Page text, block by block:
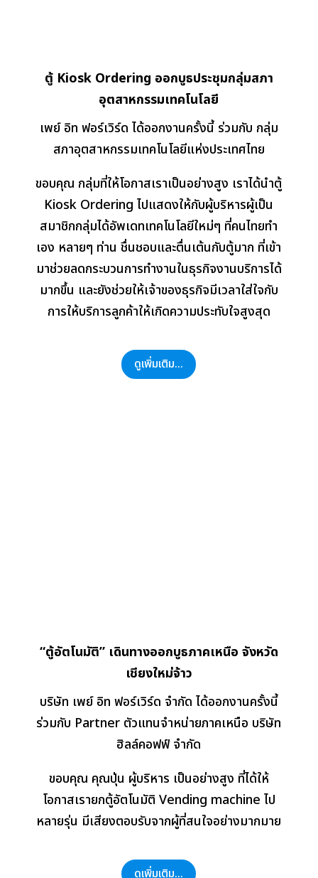
ตู้ Kiosk Ordering ออกบูธประชุมกลุ่มสภา
อุตสาหกรรมเทคโนโลยี
เพย์ อิท ฟอร์เวิร์ด ได้ออกงานครั้งนี้ ร่วมกับ กลุ่ม
สภาอุตสาหกรรมเทคโนโลยีแห่งประเทศไทย
ขอบคุณ กลุ่มที่ให้โอกาสเราเป็นอย่างสูง เราได้นำตู้
Kiosk Ordering ไปแสดงให้กับผู้บริหารผู้เป็น
สมาชิกกลุ่มได้อัพเดทเทคโนโลยีใหม่ๆ ที่คนไทยทำ
เอง หลายๆ ท่าน ชื่นชอบและตื่นเต้นกับตู้มาก ที่เข้า
มาช่วยลดกระบวนการทำงานในธุรกิจงานบริการได้
มากขึ้น และยังช่วยให้เจ้าของธุรกิจมีเวลาใส่ใจกับ
การให้บริการลูกค้าให้เกิดความประทับใจสูงสุด
ดูเพิ่มเติม...
“ตู้อัตโนมัติ” เดินทางออกบูธภาคเหนือ จังหวัด
เชียงใหม่จ้าว
บริษัท เพย์ อิท ฟอร์เวิร์ด จำกัด ได้ออกงานครั้งนี้
ร่วมกับ Partner ตัวแทนจำหน่ายภาคเหนือ บริษัท
ฮิลล์คอฟฟ์ จำกัด
ขอบคุณ คุณปุ่น ผู้บริหาร เป็นอย่างสูง ที่ได้ให้
โอกาสเรายกตู้อัตโนมัติ Vending machine ไป
หลายรุ่น มีเสียงตอบรับจากผู้ที่สนใจอย่างมากมาย
ดูเพิ่มเติม...